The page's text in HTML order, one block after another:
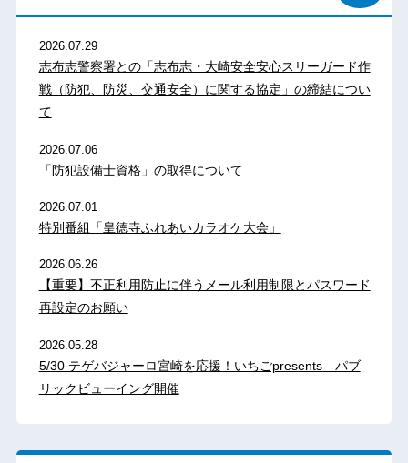
2026.07.29
志布志警察署との「志布志・大崎安全安心スリーガード作
戦（防犯、防災、交通安全）に関する協定」の締結につい
て
2026.07.06
「防犯設備士資格」の取得について
2026.07.01
特別番組「皇徳寺ふれあいカラオケ大会」
2026.06.26
【重要】不正利用防止に伴うメール利用制限とパスワード
再設定のお願い
2026.05.28
5/30 テゲバジャーロ宮崎を応援！いちごpresents パブ
リックビューイング開催